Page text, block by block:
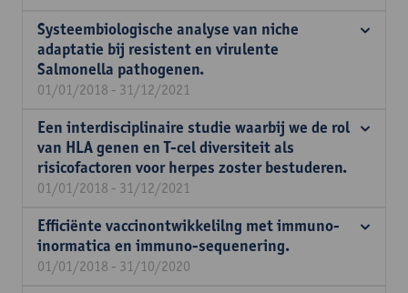
Systeembiologische analyse van niche
adaptatie bij resistent en virulente
Salmonella pathogenen.
01/01/2018 - 31/12/2021
Een interdisciplinaire studie waarbij we de rol
van HLA genen en T-cel diversiteit als
risicofactoren voor herpes zoster bestuderen.
01/01/2018 - 31/12/2021
Efficiënte vaccinontwikkelilng met immuno-
inormatica en immuno-sequenering.
01/01/2018 - 31/10/2020